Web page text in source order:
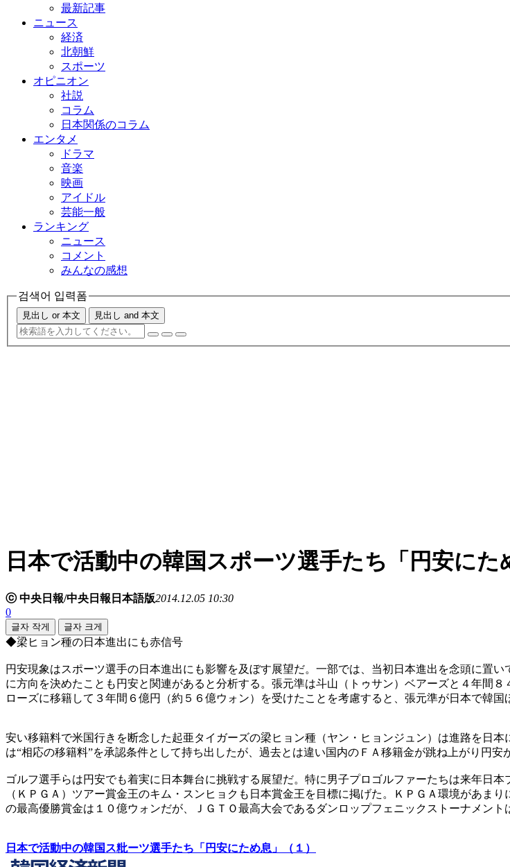
最新記事
ニュース
経済
北朝鮮
スポーツ
オピニオン
社説
コラム
日本関係のコラム
エンタメ
ドラマ
音楽
映画
アイドル
芸能一般
ランキング
ニュース
コメント
みんなの感想
검색어 입력폼
見出し or 本文 見出し and 本文
日本で活動中の韓国スポーツ選手たち「円安にた
ⓒ 中央日報/中央日報日本語版2014.12.05 10:30
0
글자 작게 글자 크게
◆梁ヒョン種の日本進出にも赤信号
円安現象はスポーツ選手の日本進出にも影響を及ぼす展望だ。一部では、当初日本進出を念頭に置
に方向を決めたことも円安と関連があると分析する。張元準は斗山（トゥサン）ベアーズと４年間
ローズに移籍して３年間６億円（約５６億ウォン）を受けたことを考慮すると、張元準が日本で韓国
安い移籍料で米国行きを断念した起亜タイガーズの梁ヒョン種（ヤン・ヒョンジュン）は進路を日
は“相応の移籍料”を承認条件として持ち出したが、過去とは違い国内のＦＡ移籍金が跳ね上がり円
ゴルフ選手らは円安でも着実に日本舞台に挑戦する展望だ。特に男子プロゴルファーたちは来年日
（ＫＰＧＡ）ツアー賞金王のキム・スンヒョクも日本賞金王を目標に掲げた。ＫＰＧＡ環境があま
の最高優勝賞金は１０億ウォンだが、ＪＧＴＯ最高大会であるダンロップフェニックストーナメン
日本で活動中の韓国ス粃ーツ選手たち「円安にため息」（１）